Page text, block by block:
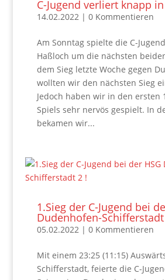
C-Jugend verliert knapp
14.02.2022| 0 Kommentieren
Am Sonntag spielte die C-
Haßloch um die nächsten
dem Sieg letzte Woche gegen
wollten wir den nächsten Sieg
Jedoch haben wir in den ersten
Spiels sehr nervös gespielt. In
bekamen wir...
1.Sieg der C-Jugend bei
Dudenhofen-
05.02.2022| 0 Kommentieren
Mit einem 23:25 (11:15)
Schifferstadt, feierte die C-